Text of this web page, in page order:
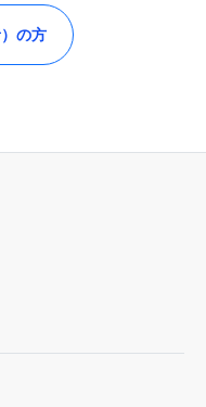
の方